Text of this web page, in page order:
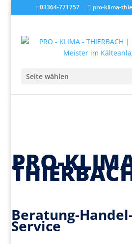
03364-771757 pro-klima-
Seite wählen
PRO-
Beratung-
Service